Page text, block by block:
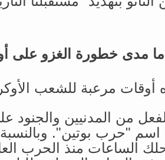
ما مدى خطورة الغزو على
أوقات مرعبة للشعب
من المدنيين
اسم "حرب بوتين".
الساعات منذ الحرب